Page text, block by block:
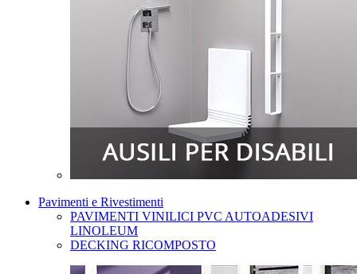
Pavimenti e Rivestimenti
PAVIMENTI VINILICI PVC AUTOADESIVI
LINOLEUM
DECKING RICOMPOSTO